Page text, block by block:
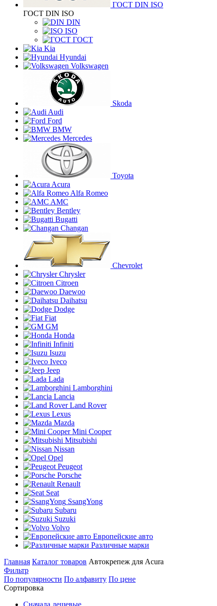
ГОСТ DIN ISO
ГОСТ DIN ISO
DIN
ISO
ГОСТ
Kia
Hyundai
Volkswagen
Skoda
Audi
Ford
BMW
Mercedes
Toyota
Acura
Alfa Romeo
AMC
Bentley
Bugatti
Changan
Chevrolet
Chrysler
Citroen
Daewoo
Daihatsu
Dodge
Fiat
GM
Honda
Infiniti
Isuzu
Iveco
Jeep
Lada
Lamborghini
Lancia
Land Rover
Lexus
Mazda
Mini Cooper
Mitsubishi
Nissan
Opel
Peugeot
Porsche
Renault
Seat
SsangYong
Subaru
Suzuki
Volvo
Европейские авто
Различные марки
Главная Каталог товаров Автокрепеж для Acura
Фильтр
По популярности По алфавиту По цене
Сортировка
Сначала дешевые